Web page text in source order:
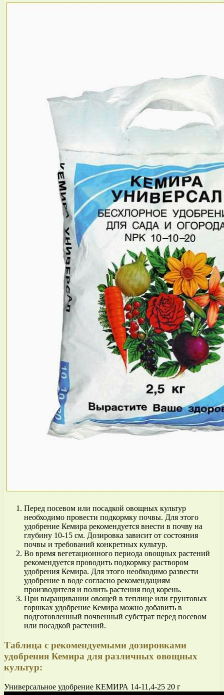
Перед посевом или посадкой овощных культур
необходимо провести подкормку почвы. Для этого
удобрение Кемира рекомендуется внести в почву на
глубину 10-15 см. Дозировка зависит от состояния
почвы и требований конкретных культур.
Во время вегетационного периода овощных растений
рекомендуется проводить подкормку раствором
удобрения Кемира. Для этого необходимо развести
удобрение в воде согласно рекомендациям
производителя и полить растения под корень.
При выращивании овощей в теплице или грунтовых
горшках удобрение Кемира можно добавить в
подготовленный почвенный субстрат перед посевом
или посадкой растений.
Таблица с рекомендуемыми дозировками
удобрения Кемира для различных овощных
культур:
Универсальное удобрение КЕМИРА 14-11,4-25 20 г